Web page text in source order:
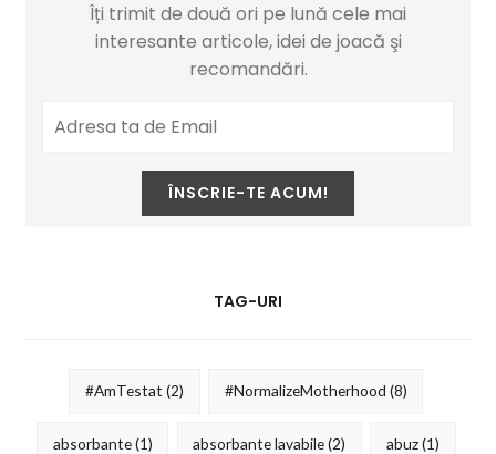
Îți trimit de două ori pe lună cele mai
interesante articole, idei de joacă şi
recomandări.
TAG-URI
#AmTestat (2) #NormalizeMotherhood (8)
absorbante(1) absorbante lavabile(2) abuz(1)